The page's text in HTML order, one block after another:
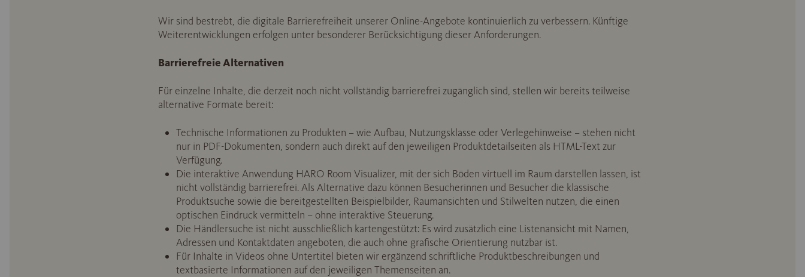
Wir sind bestrebt, die digitale Barrierefreiheit unserer Online-Angebote kontinuierlich zu verbessern. Künftige
Weiterentwicklungen erfolgen unter besonderer Berücksichtigung dieser Anforderungen.
Barrierefreie Alternativen
Für einzelne Inhalte, die derzeit noch nicht vollständig barrierefrei zugänglich sind, stellen wir bereits teilweise
alternative Formate bereit:
Technische Informationen zu Produkten – wie Aufbau, Nutzungsklasse oder Verlegehinweise – stehen nicht
nur in PDF-Dokumenten, sondern auch direkt auf den jeweiligen Produktdetailseiten als HTML-Text zur
Verfügung.
Die interaktive Anwendung HARO Room Visualizer, mit der sich Böden virtuell im Raum darstellen lassen, ist
nicht vollständig barrierefrei. Als Alternative dazu können Besucherinnen und Besucher die klassische
Produktsuche sowie die bereitgestellten Beispielbilder, Raumansichten und Stilwelten nutzen, die einen
optischen Eindruck vermitteln – ohne interaktive Steuerung.
Die Händlersuche ist nicht ausschließlich kartengestützt: Es wird zusätzlich eine Listenansicht mit Namen,
Adressen und Kontaktdaten angeboten, die auch ohne grafische Orientierung nutzbar ist.
Für Inhalte in Videos ohne Untertitel bieten wir ergänzend schriftliche Produktbeschreibungen und
textbasierte Informationen auf den jeweiligen Themenseiten an.